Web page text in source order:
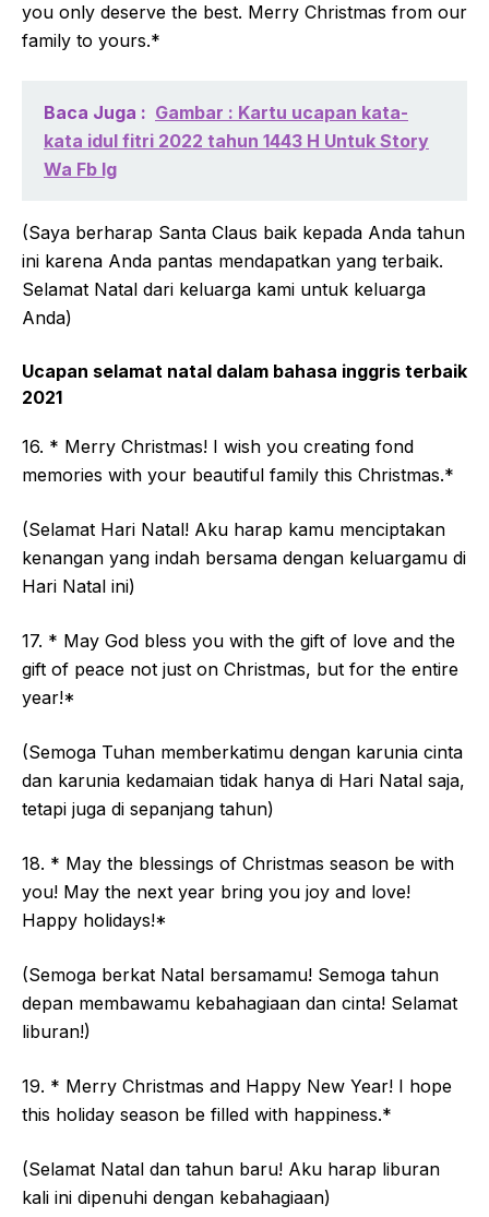
you only deserve the best. Merry Christmas from our
family to yours.*
Baca Juga : Gambar : Kartu ucapan kata-
kata idul fitri 2022 tahun 1443 H Untuk Story
Wa Fb Ig
(Saya berharap Santa Claus baik kepada Anda tahun
ini karena Anda pantas mendapatkan yang terbaik.
Selamat Natal dari keluarga kami untuk keluarga
Anda)
Ucapan selamat natal dalam bahasa inggris terbaik
2021
16. * Merry Christmas! I wish you creating fond
memories with your beautiful family this Christmas.*
(Selamat Hari Natal! Aku harap kamu menciptakan
kenangan yang indah bersama dengan keluargamu di
Hari Natal ini)
17. * May God bless you with the gift of love and the
gift of peace not just on Christmas, but for the entire
year!*
(Semoga Tuhan memberkatimu dengan karunia cinta
dan karunia kedamaian tidak hanya di Hari Natal saja,
tetapi juga di sepanjang tahun)
18. * May the blessings of Christmas season be with
you! May the next year bring you joy and love!
Happy holidays!*
(Semoga berkat Natal bersamamu! Semoga tahun
depan membawamu kebahagiaan dan cinta! Selamat
liburan!)
19. * Merry Christmas and Happy New Year! I hope
this holiday season be filled with happiness.*
(Selamat Natal dan tahun baru! Aku harap liburan
kali ini dipenuhi dengan kebahagiaan)